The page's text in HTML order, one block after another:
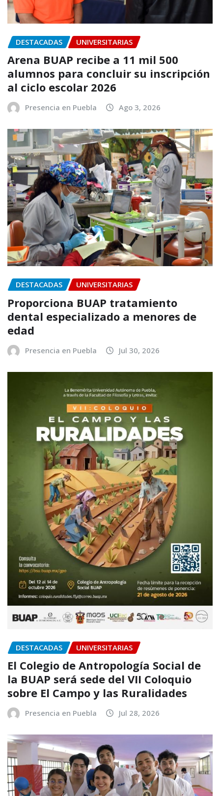
DESTACADAS UNIVERSITARIAS
Arena BUAP recibe a 11 mil 500
alumnos para concluir su inscripción
al ciclo escolar 2026
Presencia en Puebla Ago 3, 2026
DESTACADAS UNIVERSITARIAS
Proporciona BUAP tratamiento
dental especializado a menores de
edad
Presencia en Puebla Jul 30, 2026
DESTACADAS UNIVERSITARIAS
El Colegio de Antropología Social de
la BUAP será sede del VII Coloquio
sobre El Campo y las Ruralidades
Presencia en Puebla Jul 28, 2026